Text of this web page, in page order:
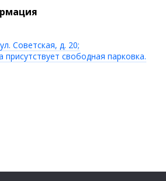
Советская, д. 20;
присутствует свободная парковка.